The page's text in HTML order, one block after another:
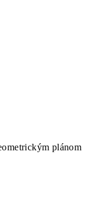
plánom